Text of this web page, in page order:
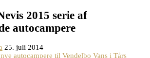
2015 serie af
autocampere
25. juli 2014